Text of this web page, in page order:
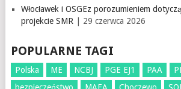
Włocławek i OSGEz porozumieniem
projekcie SMR| 29 czerwca 2026
POPULARNE TAGI
Polska ME NCBJ PGE EJ1 PAA